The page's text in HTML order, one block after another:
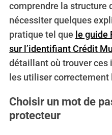
comprendre la structure
nécessiter quelques
pratique tel que le
sur l’identifiant Crédit
détaillant où trouver
les utiliser correctement
Choisir un mot de
protecteur